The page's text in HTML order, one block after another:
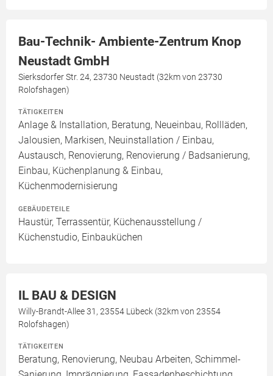
Bau-Technik- Ambiente-Zentrum Knop
Neustadt GmbH
Sierksdorfer Str. 24, 23730 Neustadt (32km von 23730
Rolofshagen)
TÄTIGKEITEN
Anlage & Installation, Beratung, Neueinbau, Rollläden,
Jalousien, Markisen, Neuinstallation / Einbau,
Austausch, Renovierung, Renovierung / Badsanierung,
Einbau, Küchenplanung & Einbau,
Küchenmodernisierung
GEBÄUDETEILE
Haustür, Terrassentür, Küchenausstellung /
Küchenstudio, Einbauküchen
IL BAU & DESIGN
Willy-Brandt-Allee 31, 23554 Lübeck (32km von 23554
Rolofshagen)
TÄTIGKEITEN
Beratung, Renovierung, Neubau Arbeiten, Schimmel-